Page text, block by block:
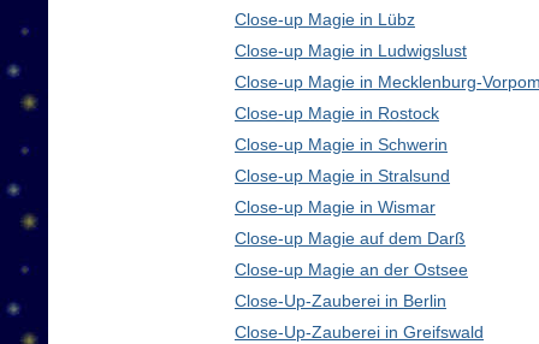
Close-up Magie in Lübz
Close-up Magie in Ludwigslust
Close-up Magie in Mecklenburg-
Close-up Magie in Rostock
Close-up Magie in Schwerin
Close-up Magie in Stralsund
Close-up Magie in Wismar
Close-up Magie auf dem Darß
Close-up Magie an der Ostsee
Close-Up-Zauberei in Berlin
Close-Up-Zauberei in Greifswald